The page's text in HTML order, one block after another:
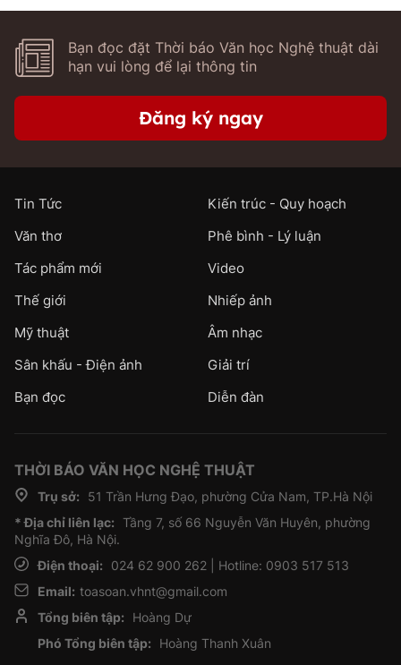
Bạn đọc đặt Thời báo Văn học Nghệ thuật dài
hạn vui lòng để lại thông tin
Đăng ký ngay
Tin Tức
Kiến trúc - Quy hoạch
Văn thơ
Phê bình - Lý luận
Tác phẩm mới
Video
Thế giới
Nhiếp ảnh
Mỹ thuật
Âm nhạc
Sân khấu - Điện ảnh
Giải trí
Bạn đọc
Diễn đàn
THỜI BÁO VĂN HỌC NGHỆ THUẬT
Trụ sở:
51 Trần Hưng Đạo, phường Cửa Nam, TP.Hà Nội
* Địa chỉ liên lạc: Tầng 7, số 66 Nguyễn Văn Huyên, phường
Nghĩa Đô, Hà Nội.
Điện thoại:
024 62 900 262 | Hotline: 0903 517 513
Email: toasoan.vhnt@gmail.com
Tổng biên tập:
Hoàng Dự
Phó Tổng biên tập:
Hoàng Thanh Xuân